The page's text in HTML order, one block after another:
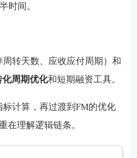
时间。
周转天数、应收应付周期）和
化周期优化和短期融资工具。
标计算，再过渡到FM的优化
在理解逻辑链条。